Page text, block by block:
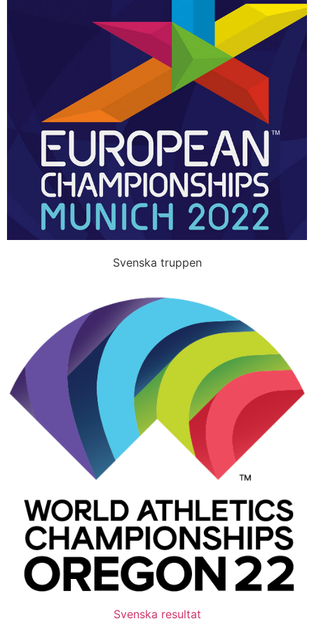
Svenska truppen
Svenska resultat